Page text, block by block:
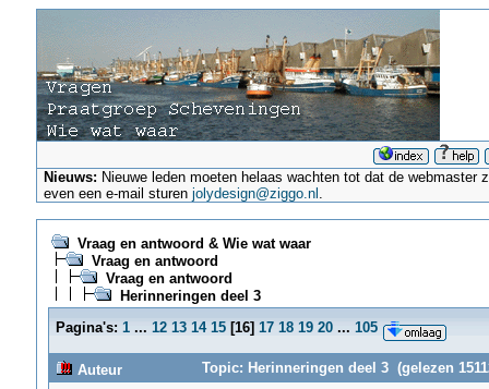
Nieuws: Nieuwe leden moeten helaas wachten tot dat de
even een e-mail sturenjolydesign@ziggo.nl .
Vraag en antwoord & Wie wat waar
Vraag en antwoord
Vraag en antwoord
Herinneringen deel 3
Pagina's: 1 ... 12 13 14 15[16] 17 18 19 20 ... 105
Auteur
Topic: Herinneringen deel 3 (gelezen